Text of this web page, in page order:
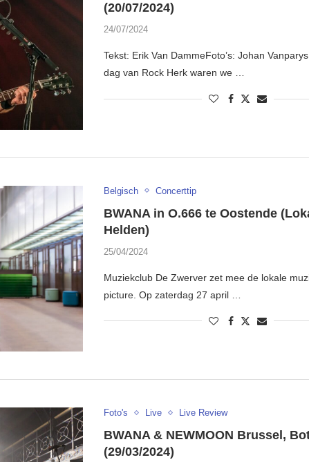
(20/07/2024)
24/07/2024
Tekst: Erik Van DammeFoto’s: Johan
dag van Rock Herk waren we …
Belgisch Concerttip
BWANA in O.666 te Oostende
Helden)
25/04/2024
Muziekclub De Zwerver zet mee de lokale
picture. Op zaterdag 27 april …
Foto's Live Live Review
BWANA & NEWMOON Brussel,
(29/03/2024)